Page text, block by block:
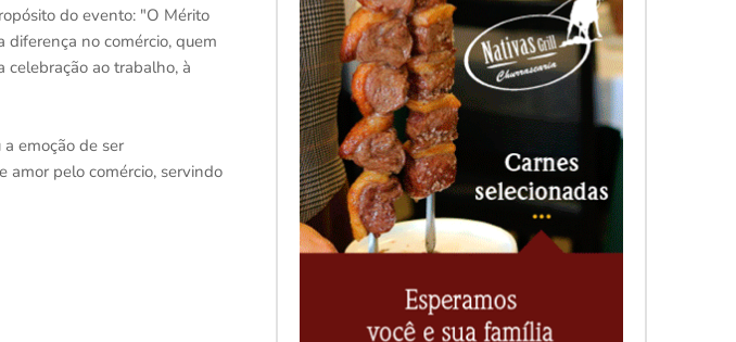
do evento: "O Mérito
diferença no comércio, quem
celebração ao trabalho, à
emoção de ser
amor pelo comércio, servindo